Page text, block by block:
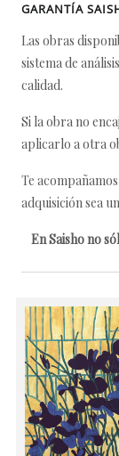
GARANTÍA
Las obras
sistema de
calidad.
Si la obra no
aplicarlo a otra
Te
adquisición sea
En Saisho no